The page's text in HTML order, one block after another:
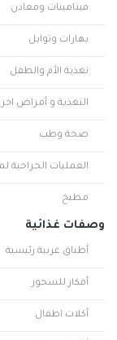
فيتامينات ومعادن
بهارات وتوابل
تغذية الأم والطفل
التغذية و أمراض
صحة وطب
العمليات الجراحية
مطبخ
وصفات غذائية
أطباق غربية رئيسية
أفكار للسحور
أكلات اطفال